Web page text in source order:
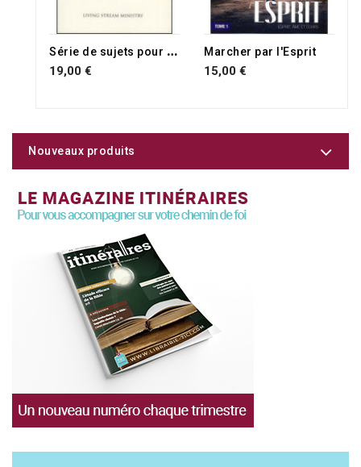
S
érie de sujets pour nouveaux croyants
19,00 €
RUPTURE DE STOCK
Marcher par l'Esprit
15,00 €
Nouveaux produits